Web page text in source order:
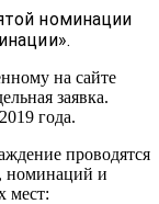
номинации
на сайте
заявка.
года.
проводятся
номинаций и
мест: